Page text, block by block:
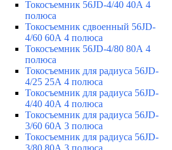
Токосъемник 56JD-4/40 40А 4
полюса
Токосъемник сдвоенный 56JD-
4/60 60А 4 полюса
Токосъемник 56JD-4/80 80А 4
полюса
Токосъемник для радиуса 56JD-
4/25 25А 4 полюса
Токосъемник для радиуса 56JD-
4/40 40А 4 полюса
Токосъемник для радиуса 56JD-
3/60 60А 3 полюса
Токосъемник для радиуса 56JD-
3/80 80А 3 полюса